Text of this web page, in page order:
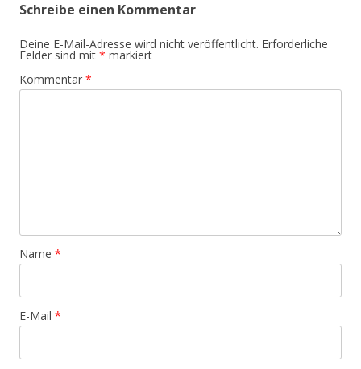
Schreibe einen Kommentar
Deine E-Mail-Adresse wird nicht veröffentlicht. Erforderliche
Felder sind mit * markiert
Kommentar *
Name *
E-Mail *